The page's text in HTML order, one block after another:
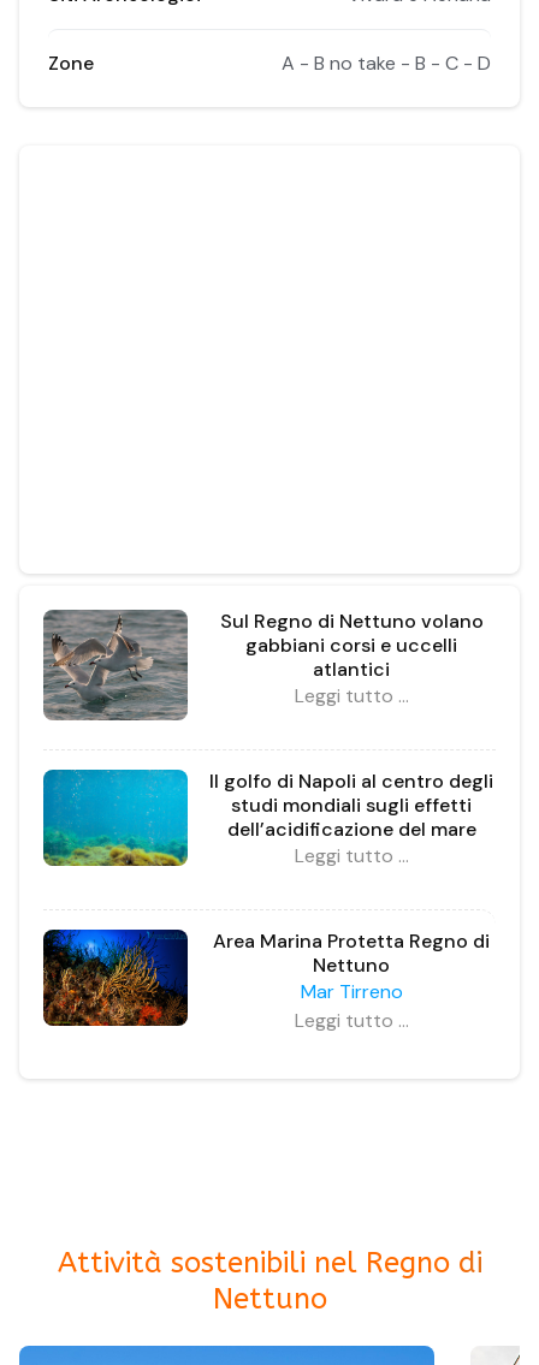
Zone A - B no take - B - C - D
Sul Regno di Nettuno volano
gabbiani corsi e uccelli
atlantici
Leggi tutto …
Il golfo di Napoli al centro degli
studi mondiali sugli effetti
dell’acidificazione del mare
Leggi tutto …
Area Marina Protetta Regno di
Nettuno
Mar Tirreno
Leggi tutto …
Attività sostenibili nel Regno di
Nettuno